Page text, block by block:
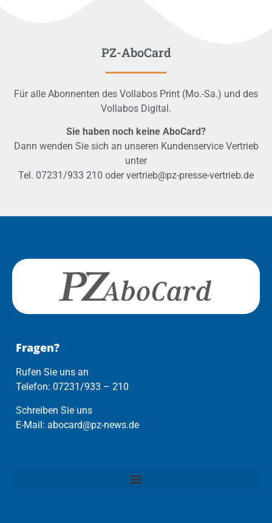
PZ-AboCard
Für alle Abonnenten des Vollabos Print (Mo.-Sa.) und des
Vollabos Digital.
Sie haben noch keine AboCard?
Dann wenden Sie sich an unseren Kundenservice Vertrieb
unter
Tel. 07231/933 210 oder vertrieb@pz-presse-vertrieb.de
Fragen?
Rufen Sie uns an
Telefon: 07231/933 – 210
Schreiben Sie uns
E-Mail: abocard@pz-news.de